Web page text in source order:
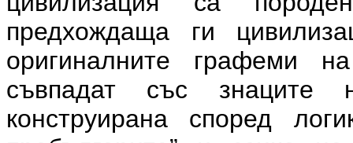
предхождаща ги
оригиналните графеми
съвпадат със знаците
конструирана според